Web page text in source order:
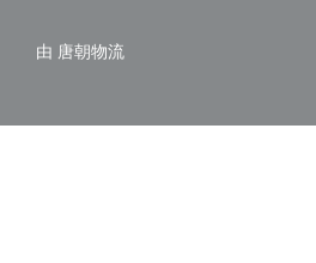
由 唐朝物流